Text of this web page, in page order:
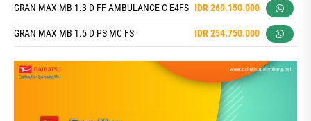
GRAN MAX MB 1.3 D FF AMBULANCE C E4FS IDR 269.150.000
GRAN MAX MB 1.5 D PS MC FS IDR 254.750.000